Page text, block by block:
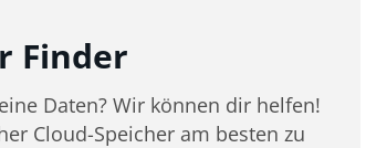
Finder
Daten? Wir können dir helfen!
Cloud-Speicher am besten zu